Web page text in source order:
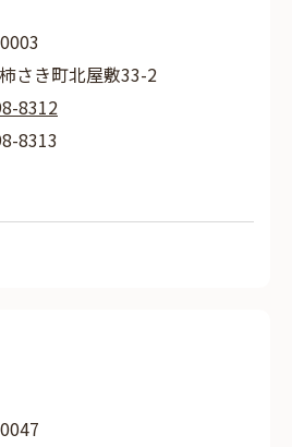
さき町北屋敷33-2
8312
8313